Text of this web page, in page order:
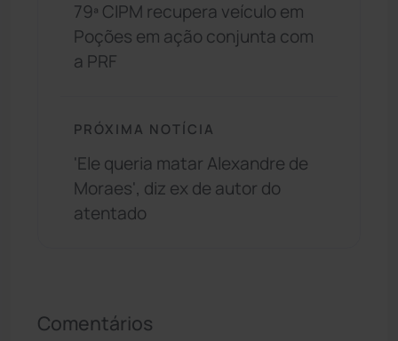
79ª CIPM recupera veículo em
Poções em ação conjunta com
a PRF
PRÓXIMA NOTÍCIA
'Ele queria matar Alexandre de
Moraes', diz ex de autor do
atentado
Comentários